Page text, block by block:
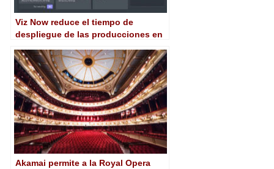
Viz Now reduce el tiempo de
despliegue de las producciones en
Akamai permite a la Royal Opera